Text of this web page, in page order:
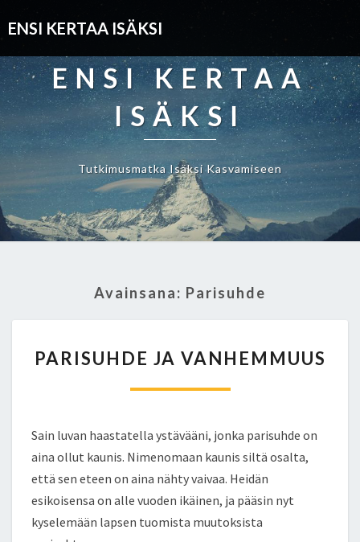
ENSI KERTAA ISÄKSI
ENSI KERTAA
ISÄKSI
Tutkimusmatka Isäksi Kasvamiseen
Avainsana: Parisuhde
A
I
U
D
E
J
A
PARISUHDE JA VANHEMMUUS
Sain luvan haastatella ystävääni, jonka parisuhde on
aina ollut kaunis. Nimenomaan kaunis siltä osalta,
että sen eteen on aina nähty vaivaa. Heidän
esikoisensa on alle vuoden ikäinen, ja pääsin nyt
kyselemään lapsen tuomista muutoksista